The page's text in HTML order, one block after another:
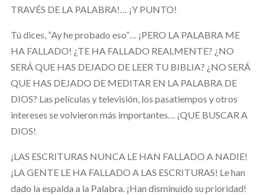
TRAVÉS DE LA PALABRA!… ¡Y PUNTO!
Tú dices, “Ay he probado eso”… ¡PERO LA PALABRA ME
HA FALLADO! ¿TE HA FALLADO REALMENTE? ¿NO
SERÁ QUE HAS DEJADO DE LEER TU BIBLIA? ¿NO SERÁ
QUE HAS DEJADO DE MEDITAR EN LA PALABRA DE
DIOS? Las películas y televisión, los pasatiempos y otros
intereses se volvieron más importantes… ¡QUE BUSCAR A
DIOS!
¡LAS ESCRITURAS NUNCA LE HAN FALLADO A NADIE!
¡LA GENTE LE HA FALLADO A LAS ESCRITURAS! Le han
dado la espalda a la Palabra. ¡Han disminuido su prioridad!